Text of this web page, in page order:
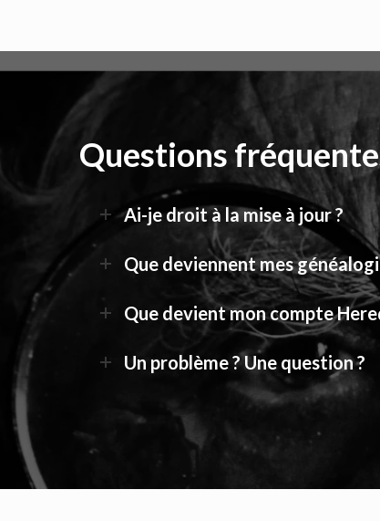
Questions
Ai-je droit à la mise à jour ?
Que deviennent mes
Que devient mon compte
Un problème ? Une question ?